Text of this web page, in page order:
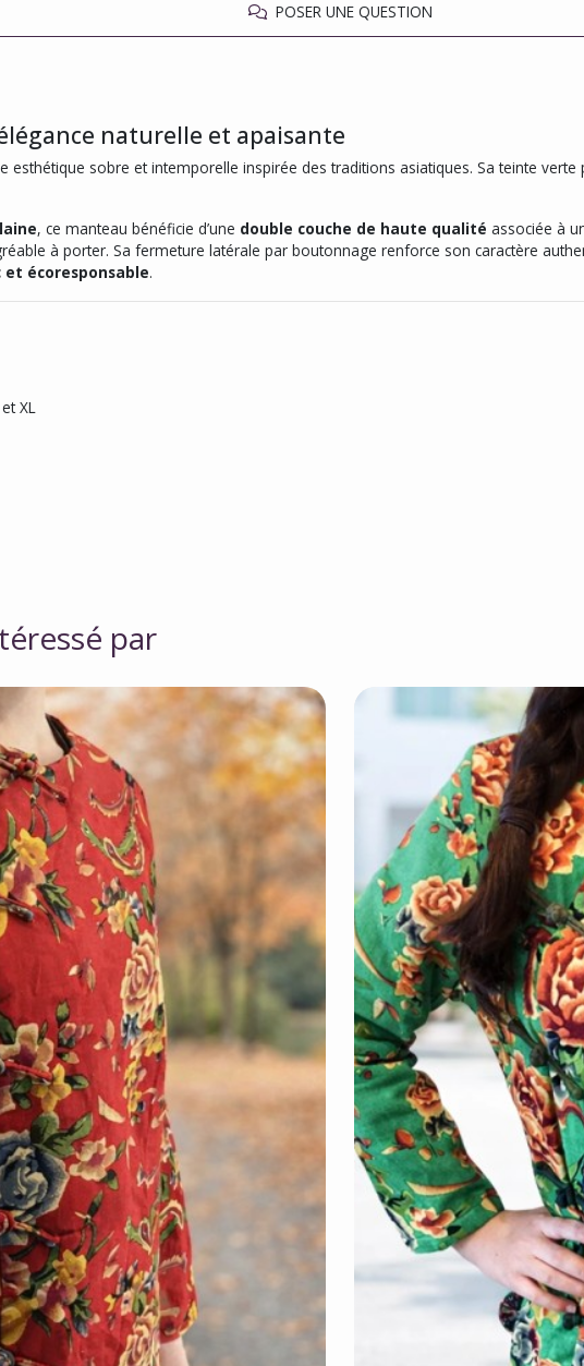
POSER UNE QUESTION
naturelle et apaisante
esthétique sobre et intemporelle inspirée des traditions asiatiques. Sa teinte
, ce manteau bénéficie d’une double couche de haute qualité associée à
à porter. Sa fermeture latérale par boutonnage renforce son caractère
et écoresponsable.
XL
par